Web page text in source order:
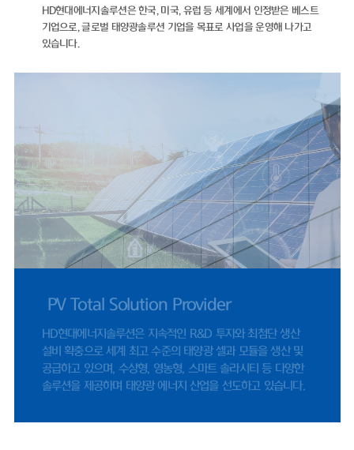
나타내는 지표인 부채비율 역시 해마다 개선되고 있다. ▲2021년 89.05%
▲2022년 71.11% ▲2023년 35.12% ▲2024년 22.75%를 기록했으
며, 2025년에도 26.96%로 낮은 수준을 유지했다.HD현대에너지솔루션은
비 66% 증가한 9848억 원을 기록했다. 같은 기간 영업이익은 95억 원에서
4224억 원으로 외형이 다시 축소됐으나, 지난해 반등을 보였다. 2025년
매출은 4927억 원으로 전년 대비 17% 증가했으며, 영업이익은 412억 원
으로 1077%나 증가했다. 2024년 0.83%까지 하락했던 영업이익률은 지
난해 8.37%까지 올랐다.HD현대에너지솔루션은 지난달 31일 미국 '힐스보
로 솔라 프로젝트 유한책임회사(Hillsboro Solar Project LLC)'와 체결한
1278억 원 규모 공급 계약은 단일 계약 기준 역대 최대 규모로, 지난해 전
체 수출 매출 66%에 달한다.미국 시장 정책적 환경도 긍정적이다. 2025년
7월 제정된 OBBBA(One Big Beautiful Bill Act)에 따라 세액공제 수혜
를 받기 위한 프로젝트 착공 수요가 몰리면서, 2024년 453억 원 수준이었
던 미국 매출은 2025년 1619억 원으로 257% 증가했다.국내 시장 여건 역
고, 태양광 설치 걸림돌이었던 '이격거리 규제' 관련 법 개정안이 2026년 9
나이스신용평가 선임연구원은 "미국 시장 내 FEOC(해외우려기관) 관련 규
제에 따라, 중국산 공급망에 대한 제약이 강화되면서 비중국계 공급망을 확
보한 기업으로서 수혜 여력이 존재한다"며 "미국 태양광 매출은 세액공제
적용을 위한 프로젝트 조기 추진 영향으로 2026년에도 증가할 것"으로 내
달 정기주주총회를 통해 사업 목적에 '재생에너지 공급사업'을 명문화했다.
HD현대에너지솔루션은 한국, 미국, 유럽 등 세계에서 인정받은 베스트
기업으로,글로벌 태양광솔루션 기업을 목표로 사업을 운영해 나가고
있습니다.
UL 공인 시험소 지정
HD현대에너지솔루션 연구소는 세계적인 인증기관인 UL에서
지정한 태양광 공인시험소로, 엄격한 제품 테스트를 통하여
세계 최고 수준의 품질을 보장하고 있습니다.